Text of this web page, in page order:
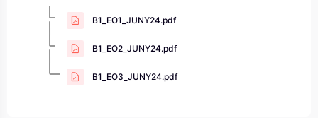
B1_EO1_JUNY24.pdf
B1_EO2_JUNY24.pdf
B1_EO3_JUNY24.pdf